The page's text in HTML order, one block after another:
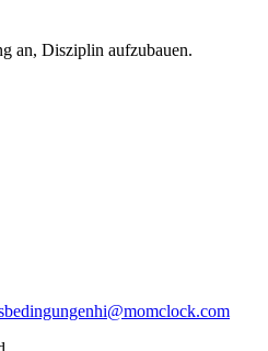
an, Disziplin aufzubauen.
hi@momclock.com